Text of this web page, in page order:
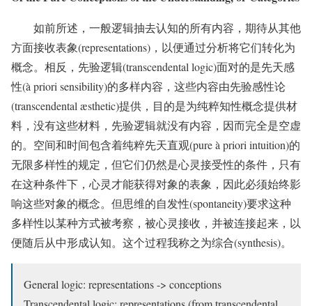
如前所述，一般逻辑抽去认知的所有内容，期待从其他
方面接收表象(representations)，以便通过分析将它们转化为
概念。相反，先验逻辑(transcendental logic)面对的是先天感
性(à priori sensibility)的多样内容，这些内容由先验感性论
(transcendental æsthetic)提供，目的是为纯粹知性概念提供材
料，没有这些材料，先验逻辑就没有内容，因而完全是空虚
的。空间和时间包含着纯粹先天直观(pure à priori intuition)的
无限多样性的规定，但它们仍然是心灵接受性的条件，只有
在这种条件下，心灵才能获得对象的表象，因此必须始终影
响这些对象的概念。但思维的自发性(spontaneity)要求这种
多样性以某种方式被考察，被心灵接收，并被连接起来，以
便随后从中形成认知。这个过程我称之为综合(synthesis)。
General logic: representations -> conceptions